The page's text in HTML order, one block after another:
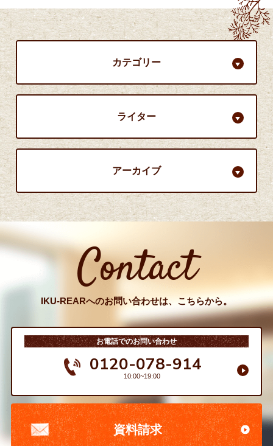
カテゴリー
ライター
アーカイブ
Contact
IKU-REARへのお問い合わせは、こちらから。
お電話でのお問い合わせ
0120-078-914
10:00~19:00
資料請求